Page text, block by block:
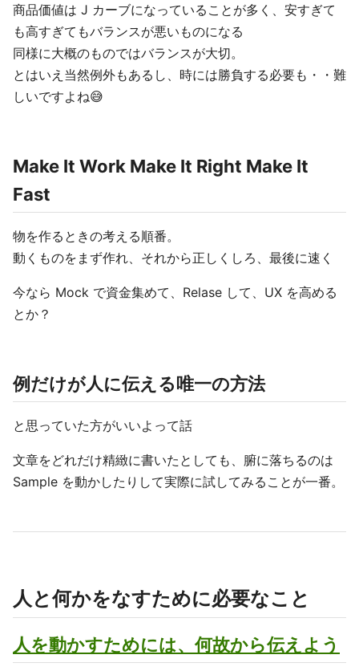
商品価値は J カーブになっていることが多く、安すぎて
も高すぎてもバランスが悪いものになる
同様に大概のものではバランスが大切。
とはいえ当然例外もあるし、時には勝負する必要も・・難
しいですよね😅
Make It Work Make It Right Make It
Fast
物を作るときの考える順番。
動くものをまず作れ、それから正しくしろ、最後に速く
今なら Mock で資金集めて、Relase して、UX を高める
とか？
例だけが人に伝える唯一の方法
と思っていた方がいいよって話
文章をどれだけ精緻に書いたとしても、腑に落ちるのは
Sample を動かしたりして実際に試してみることが一番。
人と何かをなすために必要なこと
人を動かすためには、何故から伝えよう